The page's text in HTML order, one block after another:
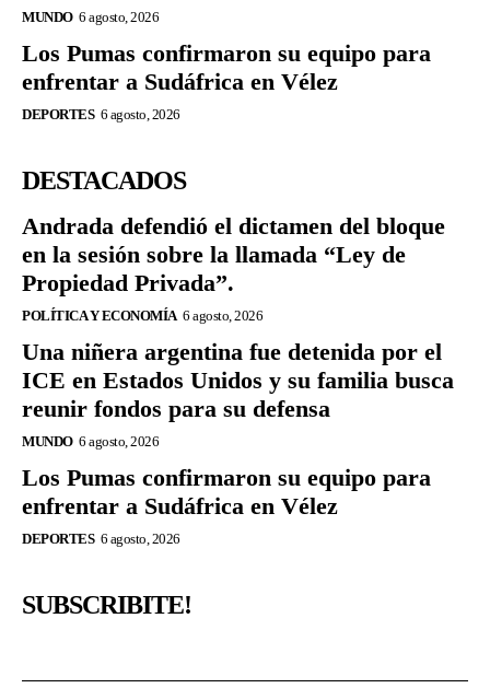
MUNDO 6 agosto, 2026
Los Pumas confirmaron su equipo para
enfrentar a Sudáfrica en Vélez
DEPORTES 6 agosto, 2026
DESTACADOS
Andrada defendió el dictamen del bloque
en la sesión sobre la llamada “Ley de
Propiedad Privada”.
POLÍTICA Y ECONOMÍA 6 agosto, 2026
Una niñera argentina fue detenida por el
ICE en Estados Unidos y su familia busca
reunir fondos para su defensa
MUNDO 6 agosto, 2026
Los Pumas confirmaron su equipo para
enfrentar a Sudáfrica en Vélez
DEPORTES 6 agosto, 2026
SUBSCRIBITE!